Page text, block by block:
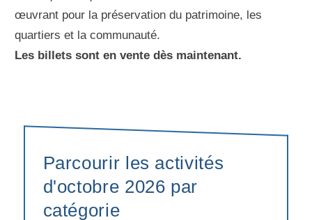
œuvrant pour la préservation du patrimoine, les
quartiers et la communauté.
Les billets sont en vente dès maintenant.
Parcourir les activités
d'octobre 2026 par
catégorie